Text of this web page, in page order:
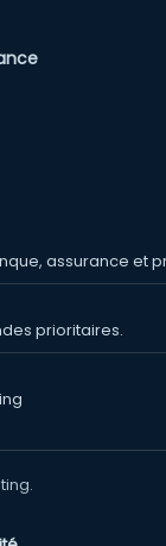
assurance et
prioritaires.